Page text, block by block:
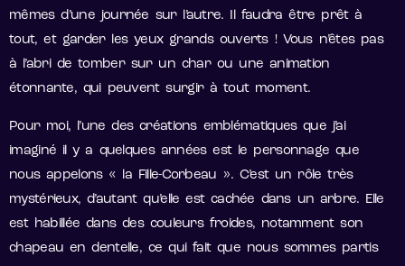
mêmes d’une journée sur l’autre. Il faudra être prêt à
tout, et garder les yeux grands ouverts ! Vous n’êtes pas
à l’abri de tomber sur un char ou une animation
étonnante, qui peuvent surgir à tout moment.
Pour moi, l’une des créations emblématiques que j’ai
imaginé il y a quelques années est le personnage que
nous appelons « la Fille-Corbeau ». C’est un rôle très
mystérieux, d’autant qu’elle est cachée dans un arbre. Elle
est habillée dans des couleurs froides, notamment son
chapeau en dentelle, ce qui fait que nous sommes partis